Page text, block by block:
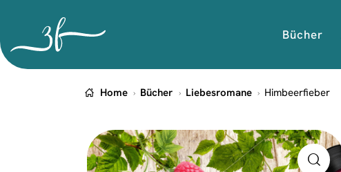
Bücher
Home Bücher Liebesromane Himbeerfieber